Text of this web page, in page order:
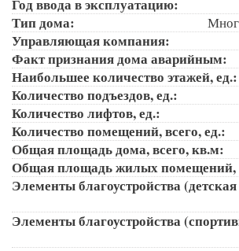
Год ввода в эксплуатацию:
Тип дома:
Управляющая компания:
Факт признания дома аварийным:
Наибольшее количество этажей, ед.:
Количество подъездов, ед.:
Количество лифтов, ед.:
Количество помещений, всего, ед.:
Общая площадь дома, всего, кв.м:
Общая площадь жилых помещений,
Элементы благоустройства
Элементы благоустройства